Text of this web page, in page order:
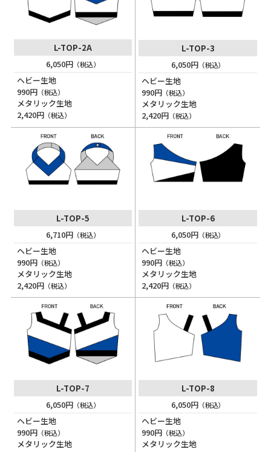
L-TOP-2A
6,050円（税込）
ヘビー生地
990円（税込）
メタリック生地
2,420円（税込）
L-TOP-3
6,050円（税込）
ヘビー生地
990円（税込）
メタリック生地
2,420円（税込）
L-TOP-5
6,710円（税込）
ヘビー生地
990円（税込）
メタリック生地
2,420円（税込）
L-TOP-6
6,050円（税込）
ヘビー生地
990円（税込）
メタリック生地
2,420円（税込）
L-TOP-7
6,050円（税込）
ヘビー生地
990円（税込）
メタリック生地
L-TOP-8
6,050円（税込）
ヘビー生地
990円（税込）
メタリック生地